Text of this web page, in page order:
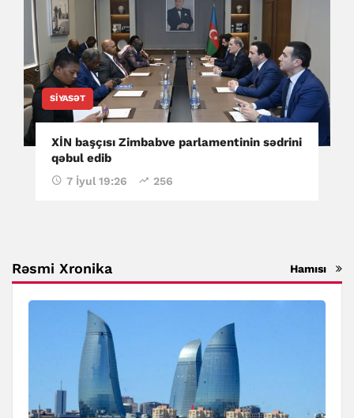
SIYASƏT
XİN başçısı Zimbabve parlamentinin sədrini
qəbul edib
7 İyul 19:26 256
Rəsmi Xronika Hamısı